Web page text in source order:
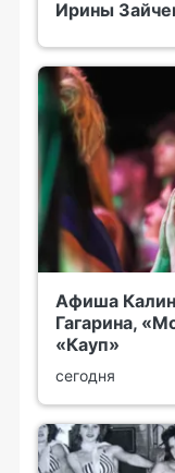
Ирины
Афиша
Гагарина,
«Кауп»
сегодня